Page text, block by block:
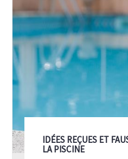
IDÉES REÇUES ET
LA PISCINE